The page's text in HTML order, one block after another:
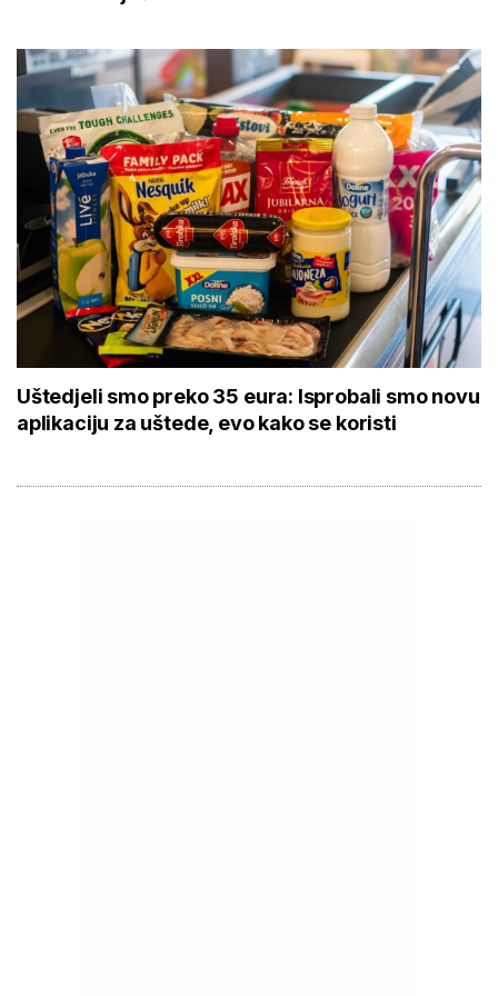
Uštedjeli smo preko 35 eura: Isprobali smo novu
aplikaciju za uštede, evo kako se koristi